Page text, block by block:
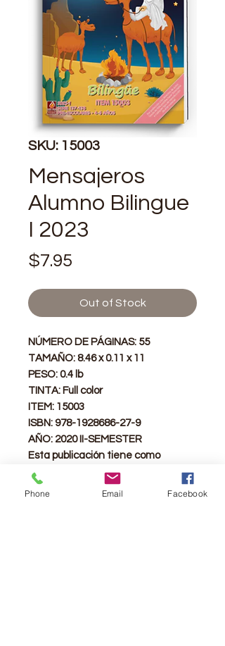
SKU: 15003
Mensajeros
Alumno Bilingue
I 2023
$7.95
Out of Stock
NÚMERO DE PÁGINAS: 55
TAMAÑO: 8.46 x 0.11 x 11
PESO: 0.4 lb
TINTA: Full color
ITEM: 15003
ISBN: 978-1928686-27-9
AÑO: 2020 II-SEMESTER
Esta publicación tiene como
objetivo establecer el fundamento
básico de la palabra de Dios en la
Phone Email Facebook